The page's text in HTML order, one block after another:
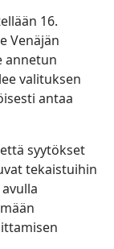
16.
Venäjän
annetun
valituksen
antaa
syytökset
tekaistuihin